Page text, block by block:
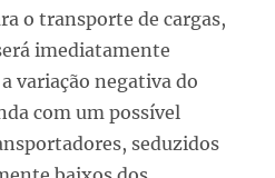
o transporte de cargas,
imediatamente
variação negativa do
com um possível
seduzidos